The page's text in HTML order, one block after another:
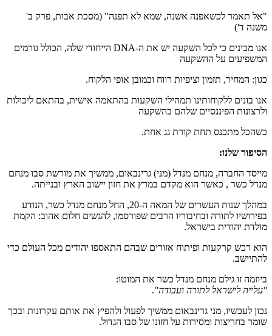
"אל תאמר לכשאפנה אשנה, שמא לא תפנה" (מסכת אבות, פרק ב'
משנה ד')
אנו מבינים כי לכל השקעה יש את ה-DNA הייחודי שלה, הכולל גורמים
המשפיעים על ההשקעה
כגון: המחיר, תזמון וציפיות רווח וכמובן אופי הלקוח.
אנו בונים ללקוחותינו תמהילי השקעות בהתאמה אישית, בהתאם ליכולות
ולרצונות הפיננסיים שלהם בהשקעה
כשהכל מתכנס תחת קורת גג אחת.
הסיפור שלנו:
מייסד החברה, מנחם מנדל (מני) גרינבאום, ממשיך את מורשת סבו מנחם
מנדל כשר , כאשר הוא מקדם במרץ את חזון יישוב הארץ ובנייתה.
במהלך שנות העשרים של המאה ה-20, החל מנחם מנדל כשר, הנודע
בפירושיו לתורה ובחיבוריו הרבים שפורסמו, להגשים חלום אהוב: הקמת
מולדת יהודית בישראל.
הוא רכש קרקעות ופיתוח אזורים שבהם התאספו יהודים מכל העולם כדי
להתיישב.
ביוזמה זו גילם מנחם מנדל כשר את המוטו:
"עלייה לישראל לתורה ועבודה".
נכון לעכשיו, מני גרינבאום ממשיך לפעול ולהפיץ את אותם עקרונות ובכך
שומר בחריצות ומסירות על חזונו של סבו הגדול.